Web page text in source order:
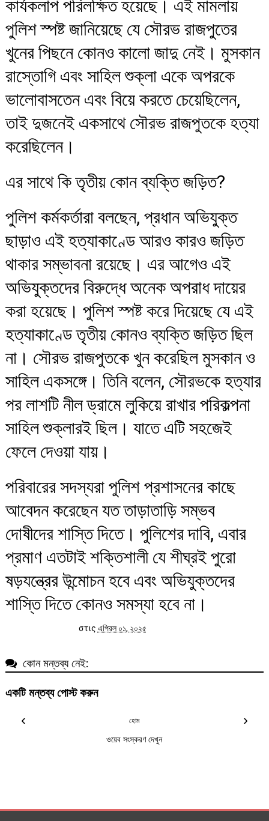
কার্যকলাপ পরিলক্ষিত হয়েছে। এই মামলায়
পুলিশ স্পষ্ট জানিয়েছে যে সৌরভ রাজপুতের
খুনের পিছনে কোনও কালো জাদু নেই। মুসকান
রাস্তোগি এবং সাহিল শুক্লা একে অপরকে
ভালোবাসতেন এবং বিয়ে করতে চেয়েছিলেন,
তাই দুজনেই একসাথে সৌরভ রাজপুতকে হত্যা
করেছিলেন।
এর সাথে কি তৃতীয় কোন ব্যক্তি জড়িত?
পুলিশ কর্মকর্তারা বলছেন, প্রধান অভিযুক্ত
ছাড়াও এই হত্যাকাণ্ডে আরও কারও জড়িত
থাকার সম্ভাবনা রয়েছে। এর আগেও এই
অভিযুক্তদের বিরুদ্ধে অনেক অপরাধ দায়ের
করা হয়েছে। পুলিশ স্পষ্ট করে দিয়েছে যে এই
হত্যাকাণ্ডে তৃতীয় কোনও ব্যক্তি জড়িত ছিল
না। সৌরভ রাজপুতকে খুন করেছিল মুসকান ও
সাহিল একসঙ্গে। তিনি বলেন, সৌরভকে হত্যার
পর লাশটি নীল ড্রামে লুকিয়ে রাখার পরিকল্পনা
সাহিল শুক্লারই ছিল। যাতে এটি সহজেই
ফেলে দেওয়া যায়।
পরিবারের সদস্যরা পুলিশ প্রশাসনের কাছে
আবেদন করেছেন যত তাড়াতাড়ি সম্ভব
দোষীদের শাস্তি দিতে। পুলিশের দাবি, এবার
প্রমাণ এতটাই শক্তিশালী যে শীঘ্রই পুরো
ষড়যন্ত্রের উন্মোচন হবে এবং অভিযুক্তদের
শাস্তি দিতে কোনও সমস্যা হবে না।
στις এপ্রিল ০১, ২০২৫
কোন মন্তব্য নেই:
একটি মন্তব্য পোস্ট করুন
‹ ›
হোম
ওয়েব সংস্করণ দেখুন